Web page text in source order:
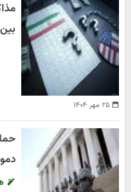
۲۵ مهر ۱۴۰۴